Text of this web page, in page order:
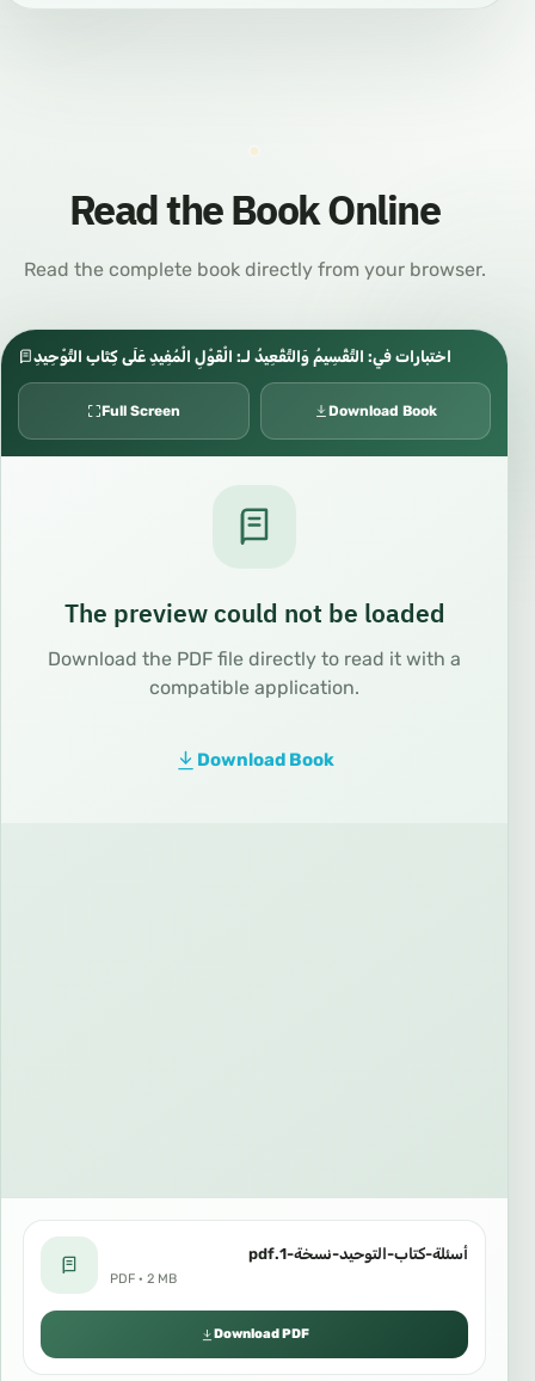
Read the Book Online
Read the complete book directly from your browser.
اختبارات في: التَّقْسِيمُ وَالتَّقْعِيدُ لـ: الْقَوْلِ الْمُفِيدِ عَلَى كِتَابِ التَّوْحِيدِ
Full Screen Download Book
The preview could not be loaded
Download the PDF file directly to read it with a
compatible application.
Download Book
أسئلة-كتاب-التوحيد-نسخة-1.pdf
PDF · 2 MB
Download PDF